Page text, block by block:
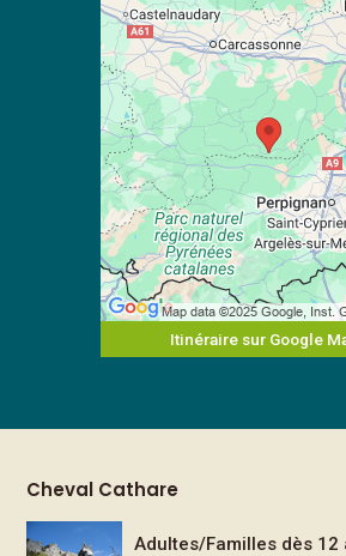
Itinéraire sur Google
Cheval Cathare
Adultes/Familles dès 12